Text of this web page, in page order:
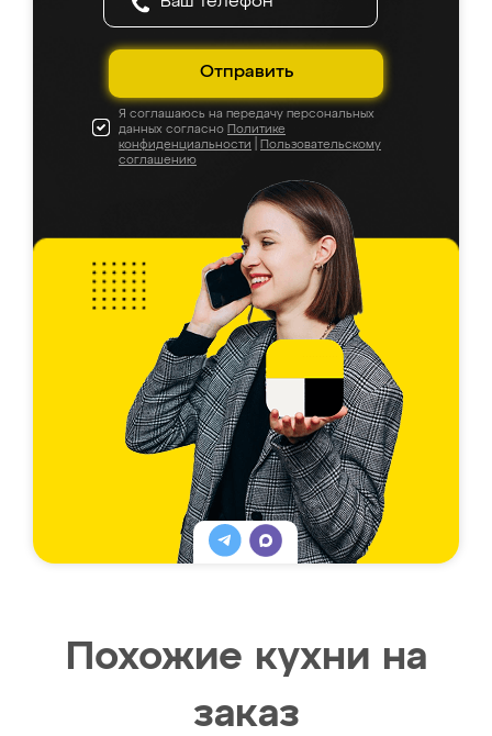
Отправить
Я соглашаюсь на передачу персональных
данных согласно Политике
конфиденциальности
Пользовательскому
соглашению
Похожие кухни на
заказ